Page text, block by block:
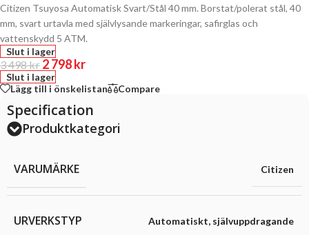
Citizen Tsuyosa Automatisk Svart/Stål 40 mm. Borstat/polerat stål, 40
mm, svart urtavla med självlysande markeringar, safirglas och
vattenskydd 5 ATM.
Slut i lager
3 498kr 2 798kr
Slut i lager
Lägg till i önskelistan
Compare
Specification
Produktkategori
VARUMÄRKE Citizen
URVERKSTYP Automatiskt, självuppdragande